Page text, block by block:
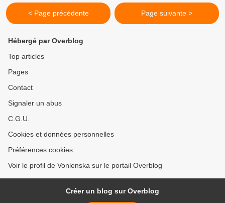
< Page précédente Page suivante >
Hébergé par Overblog
Top articles
Pages
Contact
Signaler un abus
C.G.U.
Cookies et données personnelles
Préférences cookies
Voir le profil de Vonlenska sur le portail Overblog
Créer un blog sur Overblog